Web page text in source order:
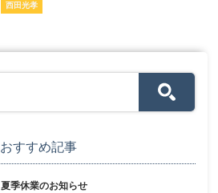
西田光孝
おすすめ記事
夏季休業のお知らせ